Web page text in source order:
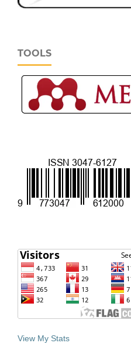
TOOLS
View My Stats